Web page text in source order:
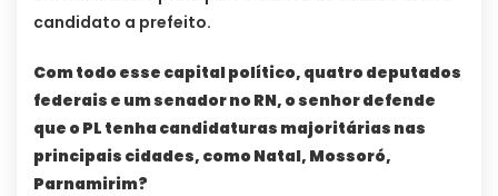
candidato a prefeito.
Com todo esse capital político, quatro deputados
federais e um senador no RN, o senhor defende
que o PL tenha candidaturas majoritárias nas
principais cidades, como Natal, Mossoró,
Parnamirim?